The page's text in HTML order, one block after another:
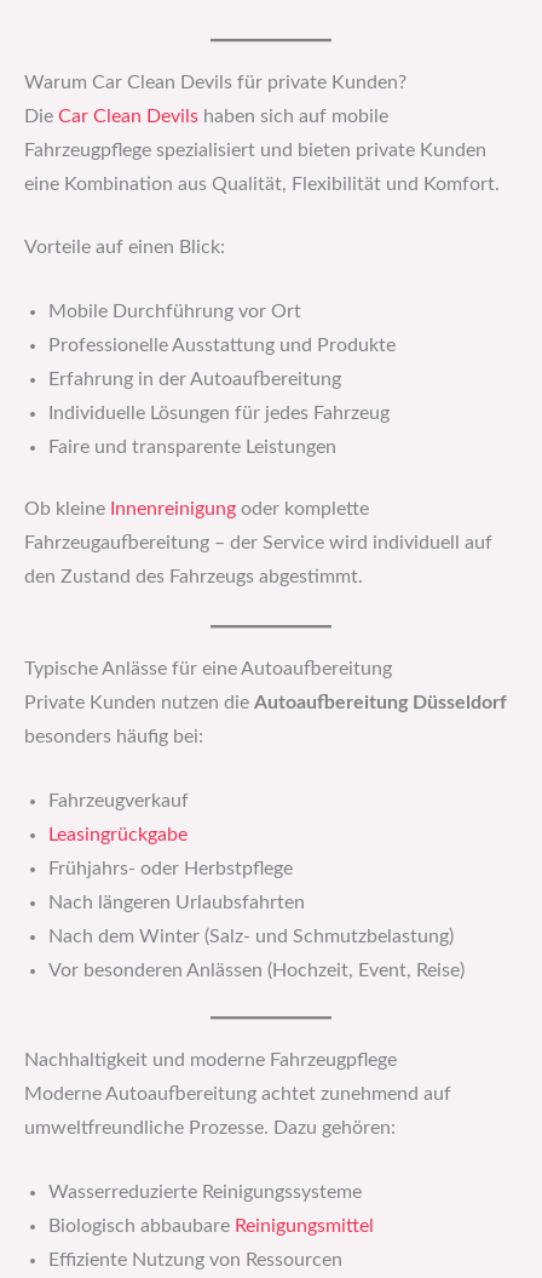
Warum Car Clean Devils für private Kunden?
Die Car Clean Devils haben sich auf mobile
Fahrzeugpflege spezialisiert und bieten private Kunden
eine Kombination aus Qualität, Flexibilität und Komfort.
Vorteile auf einen Blick:
Mobile Durchführung vor Ort
Professionelle Ausstattung und Produkte
Erfahrung in der Autoaufbereitung
Individuelle Lösungen für jedes Fahrzeug
Faire und transparente Leistungen
Ob kleine Innenreinigung oder komplette
Fahrzeugaufbereitung – der Service wird individuell auf
den Zustand des Fahrzeugs abgestimmt.
Typische Anlässe für eine Autoaufbereitung
Private Kunden nutzen die Autoaufbereitung Düsseldorf
besonders häufig bei:
Fahrzeugverkauf
Leasingrückgabe
Frühjahrs- oder Herbstpflege
Nach längeren Urlaubsfahrten
Nach dem Winter (Salz- und Schmutzbelastung)
Vor besonderen Anlässen (Hochzeit, Event, Reise)
Nachhaltigkeit und moderne Fahrzeugpflege
Moderne Autoaufbereitung achtet zunehmend auf
umweltfreundliche Prozesse. Dazu gehören:
Wasserreduzierte Reinigungssysteme
Biologisch abbaubare Reinigungsmittel
Effiziente Nutzung von Ressourcen